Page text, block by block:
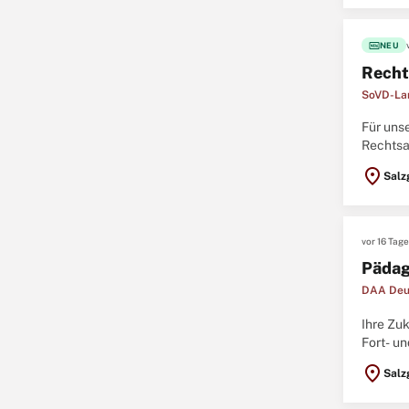
fiber_newNEU
SoVD-
Für
location_on
vor 16
DAA
Ihre
Fort-
location_on